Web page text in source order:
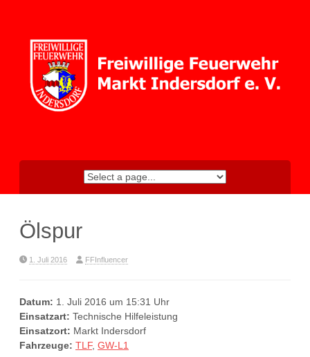
Ölspur
1. Juli 2016 FFInfluencer
Datum: 1. Juli 2016 um 15:31 Uhr
Einsatzart: Technische Hilfeleistung
Einsatzort: Markt Indersdorf
Fahrzeuge: TLF, GW-L1